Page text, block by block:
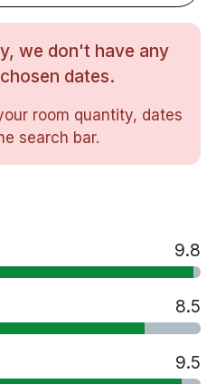
avgift
till Røros station
we don't have any
dates.
room quantity, dates
search bar.
9.8
8.5
9.5